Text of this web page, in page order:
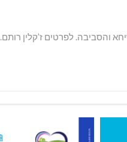
לפרטים ז’קלין רותם. 0544974286